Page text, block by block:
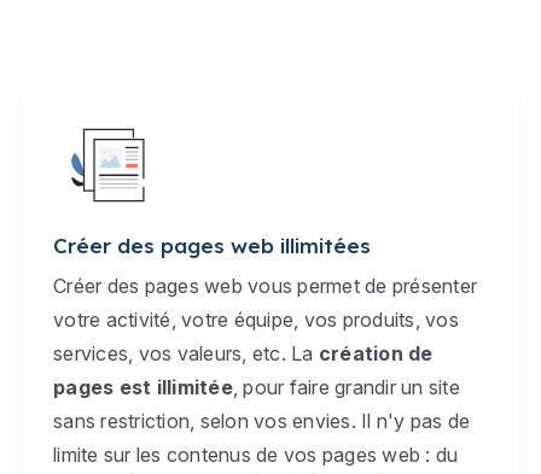
Créer des pages web illimitées
Créer des pages web vous permet de présenter
votre activité, votre équipe, vos produits, vos
services, vos valeurs, etc. La création de
pages est illimitée, pour faire grandir un site
sans restriction, selon vos envies. Il n'y pas de
limite sur les contenus de vos pages web : du